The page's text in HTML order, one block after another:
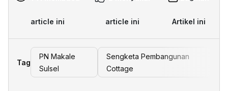
article ini article ini Artikel ini
Tag
PN Makale
Sulsel
Sengketa Pembangunan
Cottage